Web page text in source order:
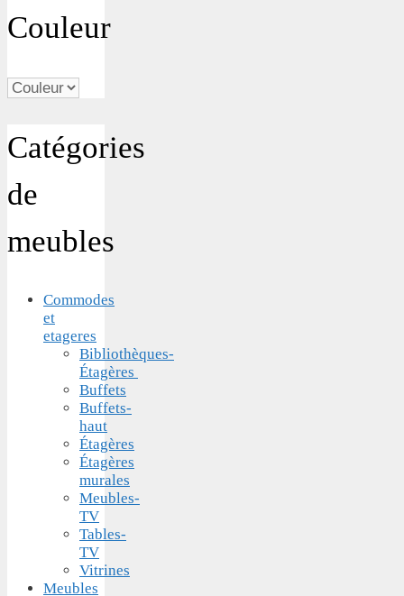
Couleur
Catégories
de
meubles
Commodes
et
etageres
Bibliothèques-
Étagères
Buffets
Buffets-
haut
Étagères
Étagères
murales
Meubles-
TV
Tables-
TV
Vitrines
Meubles